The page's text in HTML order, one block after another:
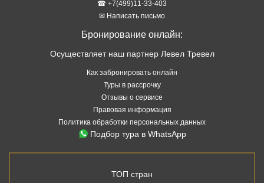
☎ +7(499)11-33-403
✉ Написать письмо
Бронирование онлайн:
Осуществляет наш партнер Левел Тревел
Как забронировать онлайн
Туры в рассрочку
Отзывы о сервисе
Правовая информация
Политика обработки персональных данных
Подбор тура в WhatsApp
ТОП стран